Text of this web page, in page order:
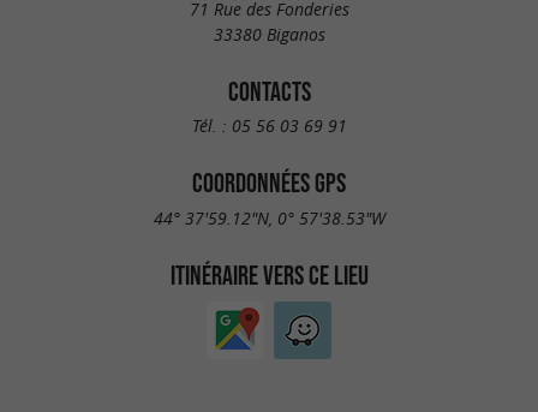
71 Rue des Fonderies
33380 Biganos
CONTACTS
Tél. : 05 56 03 69 91
COORDONNÉES GPS
44° 37'59.12"N, 0° 57'38.53"W
ITINÉRAIRE VERS CE LIEU